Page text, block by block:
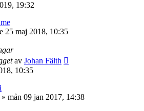
19:32
25 maj 2018, 10:35
av Johan Fälth
10:35
» mån 09 jan 2017, 14:38